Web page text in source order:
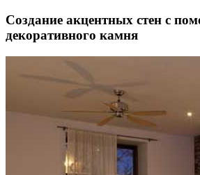
Создание акцентных стен с
декоративного камня